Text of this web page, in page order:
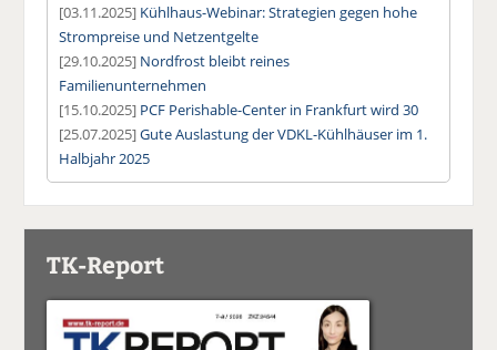
[03.11.2025] Kühlhaus-Webinar: Strategien gegen hohe
Strompreise und Netzentgelte
[29.10.2025] Nordfrost bleibt reines
Familienunternehmen
[15.10.2025] PCF Perishable-Center in Frankfurt wird 30
[25.07.2025]Gute Auslastung der VDKL-Kühlhäuser im 1.
Halbjahr 2025
TK-Report